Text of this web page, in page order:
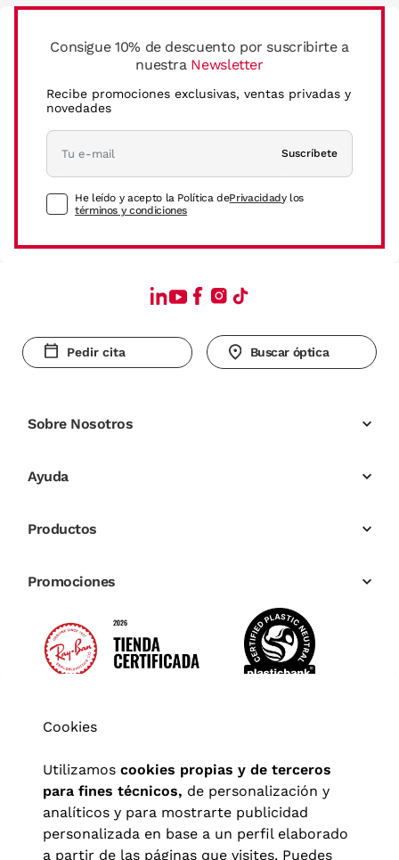
Consigue 10% de descuento por suscribirte a
nuestra Newsletter
Recibe promociones exclusivas, ventas privadas y
novedades
Suscríbete
He leído y acepto la Política dePrivacidady los
términos y condiciones
Pedir cita Buscar óptica
Sobre Nosotros
Ayuda
Productos
Promociones
Cookies
Utilizamos cookies propias y de terceros
para fines técnicos, de personalización y
analíticos y para mostrarte publicidad
personalizada en base a un perfil elaborado
a partir de las páginas que visites. Puedes